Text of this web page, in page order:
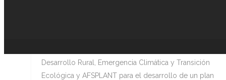
Desarrollo Rural, Emergencia Climática y Transición
Ecológica y AFSPLANT para el desarrollo de un plan